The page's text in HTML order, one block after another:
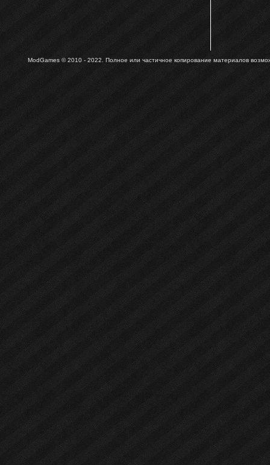
ModGames © 2010 - 2022. Полное или частичное копирование материалов